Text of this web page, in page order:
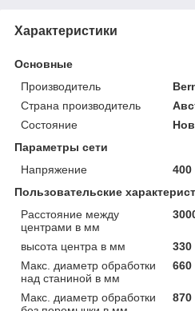
Характеристики
Основные
Производитель
Страна производитель
Состояние
Параметры сети
Напряжение
400
Пользовательские
Расстояние между
центрами в мм
высота центра в мм
Макс. диаметр обработки
над станиной в мм
Макс. диаметр обработки